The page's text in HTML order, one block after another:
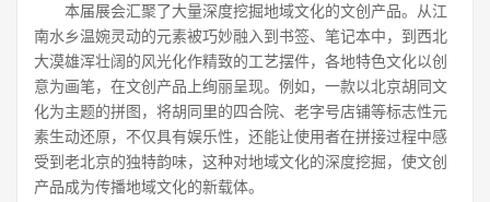
本届展会汇聚了大量深度挖掘地域文化的文创产品。从江
南水乡温婉灵动的元素被巧妙融入到书签、笔记本中，到西北
大漠雄浑壮阔的风光化作精致的工艺摆件，各地特色文化以创
意为画笔，在文创产品上绚丽呈现。例如，一款以北京胡同文
化为主题的拼图，将胡同里的四合院、老字号店铺等标志性元
素生动还原，不仅具有娱乐性，还能让使用者在拼接过程中感
受到老北京的独特韵味，这种对地域文化的深度挖掘，使文创
产品成为传播地域文化的新载体。